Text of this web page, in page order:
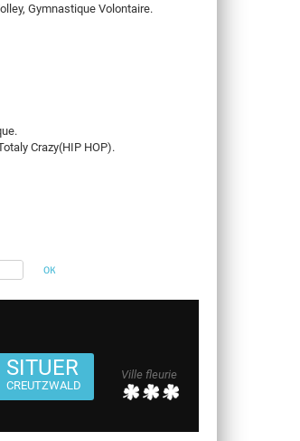
Gymnastique Volontaire.
Crazy(HIP HOP).
SITUER
CREUTZWALD
Ville fleurie